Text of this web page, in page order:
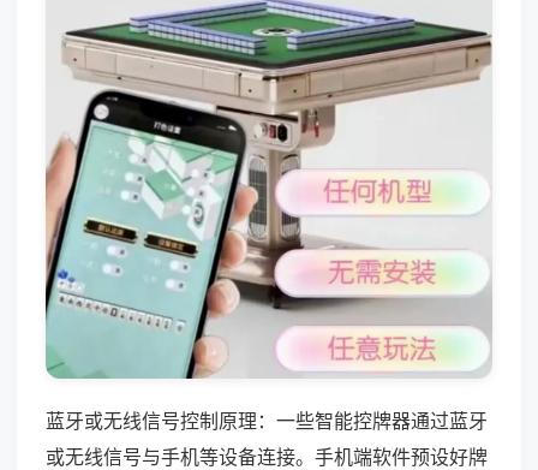
蓝牙或无线信号控制原理：一些智能控牌器通过蓝牙
或无线信号与手机等设备连接。手机端软件预设好牌